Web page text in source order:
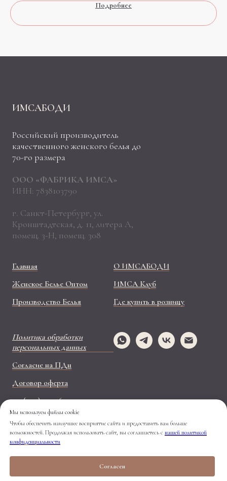
Подробнее
ИМСАБОДИ
Российский производитель
качественного женского белья до
70-го размера
ООО «ФАБРИКА ИМСА»
ИНН: 7838103790
г. Санкт-Петербург, ул.
Кронштадтская, д. 11, литера А,
помещ. 3-Н, помещ. 308
Главная
Женское Белье Оптом
Производство Белья
О ИМСАБОДИ
ИМСА Клуб
Где купить в розницу
Политика обработки
персональных данных
Согласие на ПДн
Договор оферта
+ 7 (499) 110-26-37
Наш Телеграм-канал -
https://t.me/imsabody
Мы используем файлы cookie
Чтобы обеспечить наилучшее восприятие сайта и предоставить вам больше
возможностей. Продолжая использовать сайт, вы соглашаетесь с нашей политикой
конфиденциальности
Согласен